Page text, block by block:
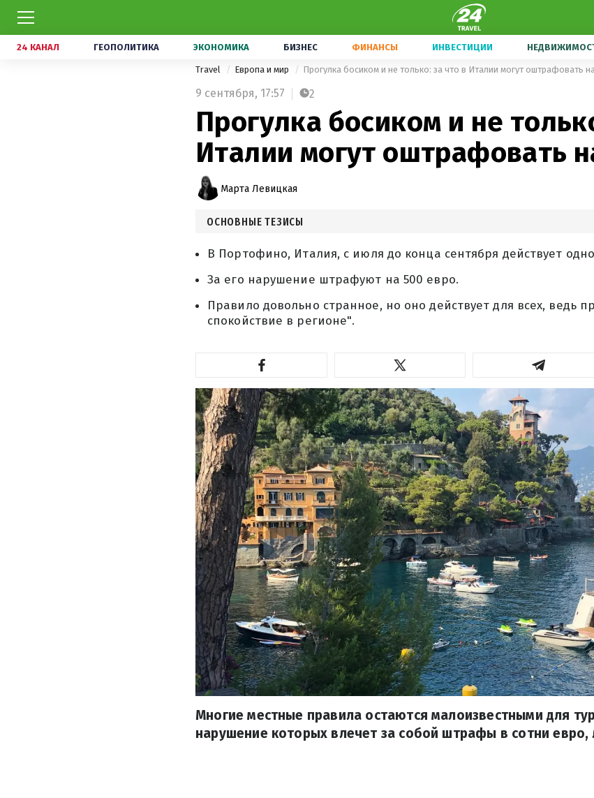
24 КАНАЛ ГЕОПОЛИТИКА ЭКОНОМИКА БИЗНЕС ФИНАНСЫ ИНВЕСТИЦИИ
Travel Европа и мир Прогулка босиком и не только: за что в Италии могут оштрафовать
9 сентября, 17:57 2
Прогулка босиком и не
Италии могут оштрафовать
Марта Левицкая
ОСНОВНЫЕ ТЕЗИСЫ
В Портофино, Италия, с июля до конца сентября действует
За его нарушение штрафуют на 500 евро.
Правило довольно странное, но оно действует для всех, ведь
спокойствие в регионе".
Многие местные правила остаются малоизвестными для
нарушение которых влечет за собой штрафы в сотни евро,